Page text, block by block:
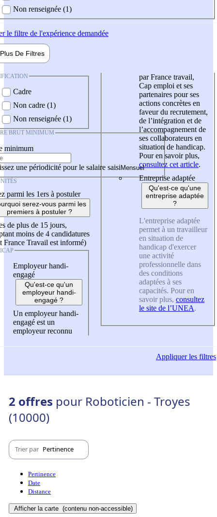
Non renseignée (1)
le filtre de l'expérience demandée
Plus De Filtres
Cadre
Non cadre (1)
Non renseignée (1)
BRUT MINIMUM
minimum
une périodicité pour le salaire saisi
parmi les 1ers à postuler
serez-vous parmi les
premiers à postuler ?
de plus de 15 jours,
moins de 4 candidatures
France Travail est informé)
Employeur handi-
engagé
Qu'est-ce qu'un
employeur handi-
engagé ?
Un employeur handi-
engagé est un
employeur reconnu
par France travail,
Cap emploi et ses
partenaires pour ses
actions concrètes en
faveur du recrutement,
de l’intégration et de
l’accompagnement de
ses collaborateurs en
situation de handicap.
Pour en savoir plus,
consultez cet article.
Entreprise adaptée
Qu'est-ce qu'une
entreprise adaptée
?
L'entreprise adaptée
permet à un travailleur
en situation de
handicap d'exercer
une activité
professionnelle dans
des conditions
adaptées à ses
capacités. Pour en
savoir plus, consultez
le site de l’UNEA.
Appliquerles filtres
2 offres pour Roboticien - Troyes
(10000)
Trier par Pertinence
Pertinence
Date
Distance
Afficher la carte (contenu non-accessible)